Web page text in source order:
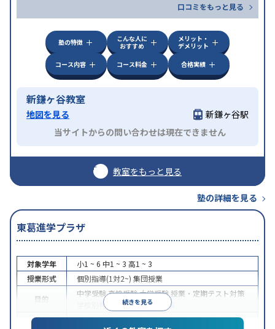
口コミをもっと見る
塾の特徴
こんな人に
おすすめ
メリット・
デメリット
コース内容
コース料金 合格実績
新鎌ヶ谷教室
地図を見る
新鎌ヶ谷駅
当サイトからの問い合わせは現在できません
教室をもっと見る
塾の詳細を見る
東葛進学プラザ
続きを見る
対象学年 小1 ~ 6 中1 ~ 3 高1 ~ 3
授業形式
個別指導(1対2~) 集団授業
目的
中学受験高校受験大学受験 授業・定期テスト対策
学校別特化対策各種検定対策
特徴
授業の振替可能